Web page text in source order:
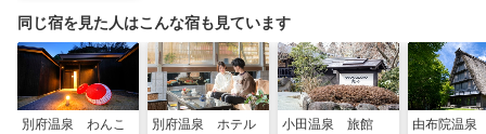
同じ宿を見た人はこんな宿も見ています
別府温泉 わんこ
別府温泉 ホテル
小田温泉 旅館
由布院温